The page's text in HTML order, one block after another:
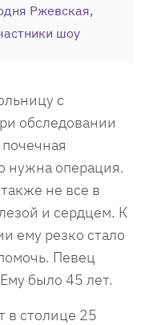
Ржевская,
шоу
с
обследовании
нужна операция.
не все в
и сердцем. К
ему резко стало
Певец
было 45 лет.
в столице 25